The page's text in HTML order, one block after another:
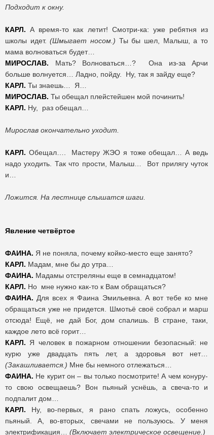
Подходит к окну.
КАРЛ. А время-то как летит! Смотри-ка: уже ребятня из
школы идет.(Шмыгает носом.) Ты бы шел, Малыш, а то
мама волноваться будет…
МИРОСЛАВ. Мать? Волноваться…? Она из-за Арчи
больше волнуется… Ладно, пойду. Ну, так я зайду еще?
КАРЛ. Ты знаешь… Я…
МИРОСЛАВ. Ты обещал плейстейшен мой починить!
КАРЛ. Ну, раз обещал…
Мирослав окончательно уходит.
КАРЛ. Обещал…. Мастеру ЖЭО я тоже обещал… А ведь
надо уходить. Так что прости, Малыш… Вот прилягу чуток
и…
Ложится. На лестнице слышатся шаги.
Явление четвёртое
ФАИНА. Я не поняла, почему койко-место еще занято?
КАРЛ. Мадам, мне бы до утра…
ФАИНА. Мадамы отстреляны еще в семнадцатом!
КАРЛ. Но мне нужно как-то к Вам обращаться?
ФАИНА. Для всех я Фаина Эмильевна. А вот тебе ко мне
обращаться уже не придется. Шмотьё своё собрал и марш
отсюда! Ещё, не дай Бог, дом спалишь. В стране, таки,
каждое лето всё горит…
КАРЛ. Я человек в пожарном отношении безопасный: не
курю уже двадцать пять лет, а здоровья вот нет…
(Закашливается.) Мне бы немного отлежаться…
ФАИНА. Не курит он – вы только посмотрите! А чем конуру-
то свою освещаешь? Вон пьяный уснёшь, а свеча-то и
подпалит дом…
КАРЛ. Ну, во-первых, я рано спать ложусь, особенно
пьяный. А, во-вторых, свечами не пользуюсь. У меня
электрификация… (Включает электрическое освещение.)